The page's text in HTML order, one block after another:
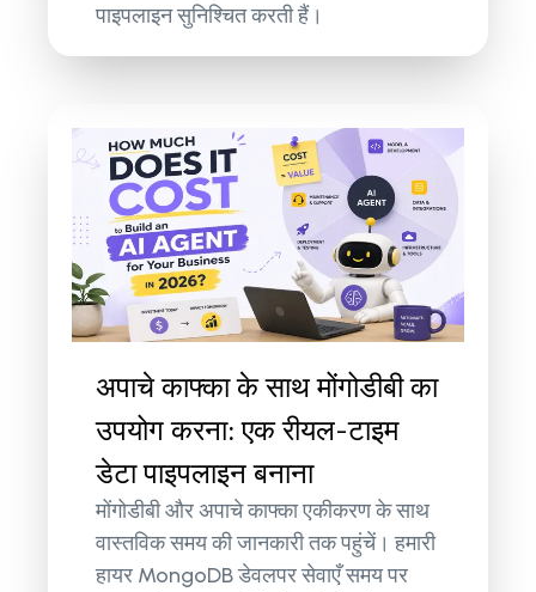
पाइपलाइन सुनिश्चित करती हैं।
अपाचे काफ्का के साथ मोंगोडीबी का
उपयोग करना: एक रीयल-टाइम
डेटा पाइपलाइन बनाना
मोंगोडीबी और अपाचे काफ्का एकीकरण के साथ
वास्तविक समय की जानकारी तक पहुंचें। हमारी
हायर MongoDB डेवलपर सेवाएँ समय पर